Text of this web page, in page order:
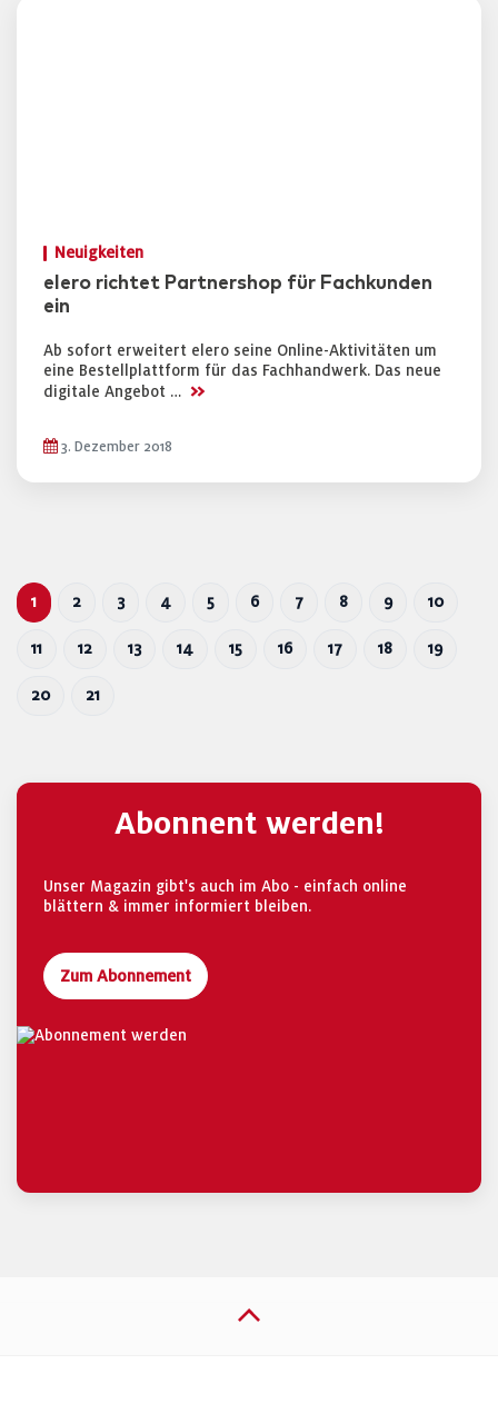
Neuigkeiten
elero richtet Partnershop für Fachkunden
ein
Ab sofort erweitert elero seine Online-Aktivitäten um
eine Bestellplattform für das Fachhandwerk. Das neue
digitale Angebot … >>
3. Dezember 2018
1 2 3 4 5 6 7 8 9 10
11 12 13 14 15 16 17 18 19
20 21
Abonnent werden!
Unser Magazin gibt's auch im Abo - einfach online
blättern & immer informiert bleiben.
Zum Abonnement